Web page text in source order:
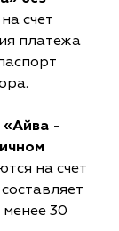
счет
платежа
-
на счет
30